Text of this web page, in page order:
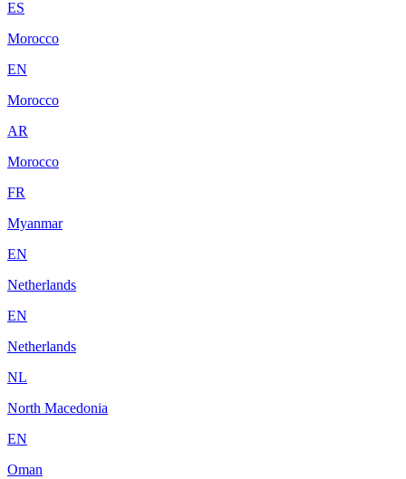
ES
Morocco
EN
Morocco
AR
Morocco
FR
Myanmar
EN
Netherlands
EN
Netherlands
NL
North Macedonia
EN
Oman